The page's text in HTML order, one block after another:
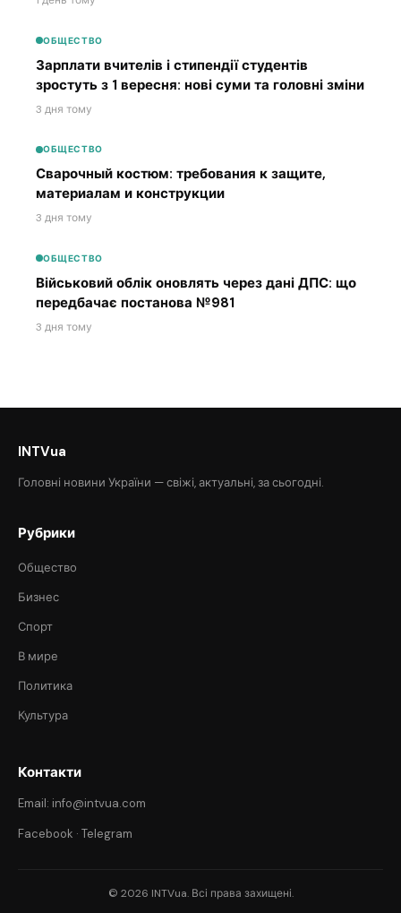
ОБЩЕСТВО
Зарплати вчителів і стипендії студентів
зростуть з 1 вересня: нові суми та головні зміни
3 дня тому
ОБЩЕСТВО
Сварочный костюм: требования к защите,
материалам и конструкции
3 дня тому
ОБЩЕСТВО
Військовий облік оновлять через дані ДПС: що
передбачає постанова №981
3 дня тому
INTVua
Головні новини України — свіжі, актуальні, за сьогодні.
Рубрики
Общество
Бизнес
Спорт
В мире
Политика
Культура
Контакти
Email: info@intvua.com
Facebook · Telegram
© 2026 INTVua. Всі права захищені.